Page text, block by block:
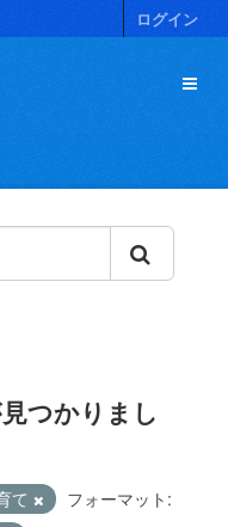
ログイン
つかりまし
て
フォーマット: